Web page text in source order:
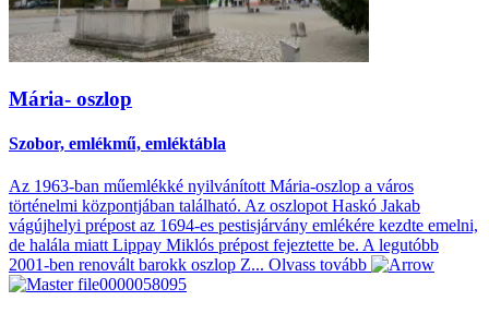
Mária- oszlop
Szobor, emlékmű, emléktábla
Az 1963-ban műemlékké nyilvánított Mária-oszlop a város
történelmi központjában található. Az oszlopot Haskó Jakab
vágújhelyi prépost az 1694-es pestisjárvány emlékére kezdte emelni,
de halála miatt Lippay Miklós prépost fejeztette be. A legutóbb
2001-ben renovált barokk oszlop Z... Olvass tovább